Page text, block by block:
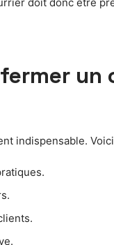
un
indispensable.